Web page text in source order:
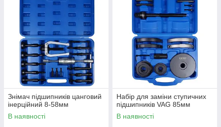
Знімач підшипників цанговий
інерційний 8-58мм
В наявності
Набір для заміни ступичних
підшипників VAG 85мм
В наявності